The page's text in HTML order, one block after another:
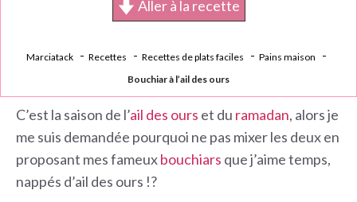
Aller à la recette
Marciatack Recettes Recettes de plats faciles
Pains maison
Bouchiar à l’ail des ours
C’est la saison de l’ail des ours et du ramadan, alors je
me suis demandée pourquoi ne pas mixer les deux en
proposant mes fameuxbouchiars que j’aime temps,
nappés d’ail des ours !?